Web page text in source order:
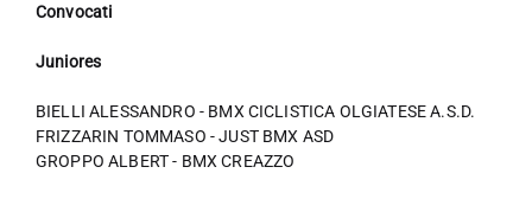
Convocati
Juniores
BIELLI ALESSANDRO - BMX CICLISTICA OLGIATESE A.S.D.
FRIZZARIN TOMMASO - JUST BMX ASD
GROPPO ALBERT - BMX CREAZZO